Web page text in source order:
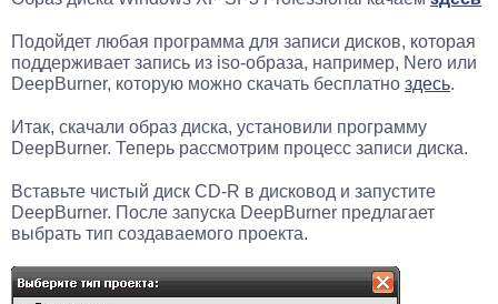
Подойдет любая программа для записи дисков, которая
поддерживает запись из iso-образа, например, Nero или
DeepBurner, которую можно скачать бесплатно здесь.
Итак, скачали образ диска, установили программу
DeepBurner. Теперь рассмотрим процесс записи диска.
Вставьте чистый диск CD-R в дисковод и запустите
DeepBurner. После запуска DeepBurner предлагает
выбрать тип создаваемого проекта.